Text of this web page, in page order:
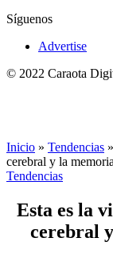
Síguenos
Advertise
© 2022 Caraota
Inicio » Tendencias »
cerebral y la
Tendencias
Esta es la
cerebral